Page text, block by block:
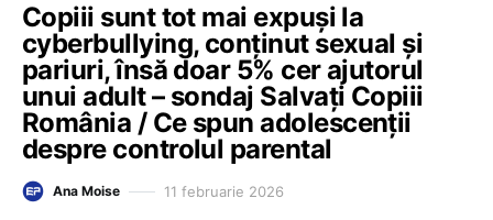
Copiii sunt tot mai expuși la
cyberbullying, conținut sexual și
pariuri, însă doar 5% cer ajutorul
unui adult – sondaj Salvați Copiii
România / Ce spun adolescenții
despre controlul parental
Ana Moise 11 februarie 2026